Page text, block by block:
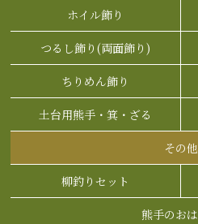
ホイル飾り
つるし飾り(両面飾り)
ちりめん飾り
土台用熊手・箕・ざる
その他
柳釣りセット
熊手のお